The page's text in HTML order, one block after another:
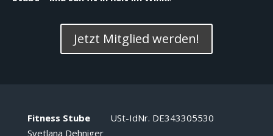
Jetzt Mitglied werden!
Fitness Stube
Svetlana Dehniger
USt-IdNr. DE343305530